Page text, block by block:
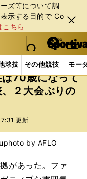
ズ等について調
⽰する⽬的で Co
こちら
閉じ
る
web Sportiva (webスポルティーバ)
検索
マイペ
ー
ジ
メニュ
球技 その他競技 モー
ー 海外サッカー
70歳になって
２大会ぶりの
更新
photo by AFLO
があった。ファ